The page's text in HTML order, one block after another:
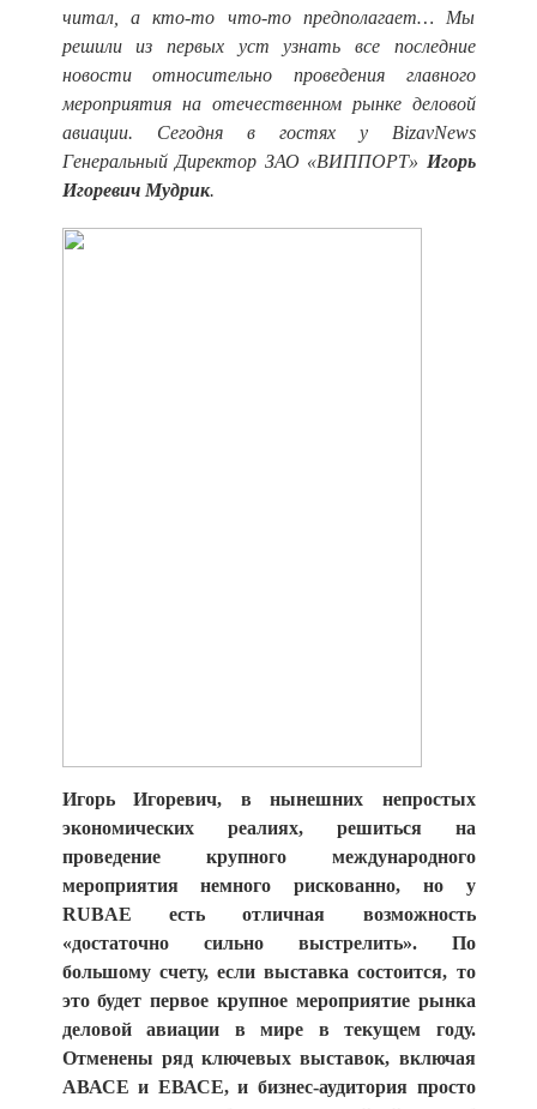
читал, а кто-то что-то предполагает… Мы
решили из первых уст узнать все последние
новости относительно проведения главного
мероприятия на отечественном рынке деловой
авиации. Сегодня в гостях у BizavNews
Генеральный Директор ЗАО «ВИППОРТ» Игорь
Игоревич Мудрик.
Игорь Игоревич, в нынешних непростых
экономических реалиях, решиться на
проведение крупного международного
мероприятия немного рискованно, но у
RUBAE есть отличная возможность
«достаточно сильно выстрелить». По
большому счету, если выставка состоится, то
это будет первое крупное мероприятие рынка
деловой авиации в мире в текущем году.
Отменены ряд ключевых выставок, включая
АВАСЕ и ЕВАСЕ, и бизнес-аудитория просто